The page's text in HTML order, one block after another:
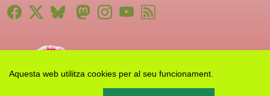
Aquesta web utilitza cookies per al seu funcionament.